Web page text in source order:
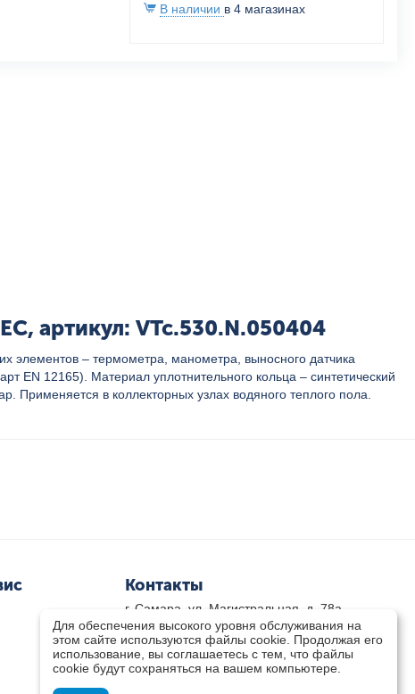
В наличии в 4 магазинах
артикул: VTc.530.N.050404
элементов – термометра, манометра, выносного датчика
ЕN 12165). Материал уплотнительного кольца – синтетический
Применяется в коллекторных узлах водяного теплого пола.
Контакты
г. Самара, ул. Магистральная, д. 78а
8 800-333-33-79(звонок бесплатный)
8(846)-211-03-15
Пн-Пт 8.30 - 17.30 Сб 9.00 - 16.00
zakaz@teplocity.com
Для обеспечения высокого уровня обслуживания на
этом сайте используются файлы cookie. Продолжая его
использование, вы соглашаетесь с тем, что файлы
cookie будут сохраняться на вашем компьютере.